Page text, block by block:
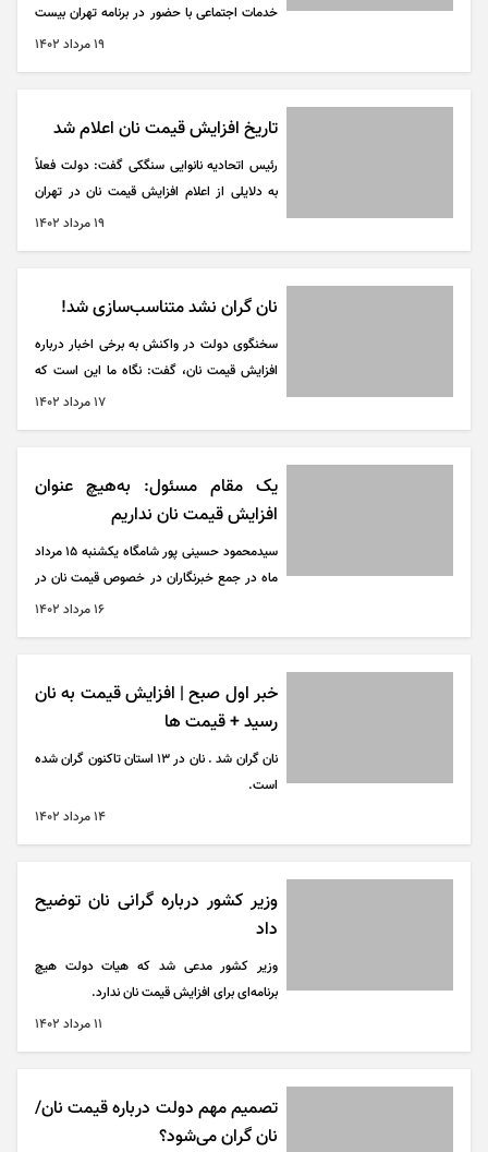
خدمات اجتماعی با حضور در برنامه تهران بیست
درباره نحوه دریافت سبد کالا از حساب یارانه
۱۹ مرداد ۱۴۰۲
تاریخ افزایش قیمت نان اعلام شد
رئیس اتحادیه نانوایی سنگکی گفت: دولت فعلاً
به دلایلی از اعلام افزایش قیمت نان در تهران
پرهیز می‌کند، اما گفته این افزایش نرخ را پایان
۱۹ مرداد ۱۴۰۲
نان گران نشد متناسب‌سازی شد!
سخنگوی دولت در واکنش به برخی اخبار درباره
افزایش قیمت نان، گفت: نگاه ما این است که
قیمت نان در سطح ملی تغییر نیابد و شیوه توزیع
۱۷ مرداد ۱۴۰۲
یک مقام مسئول: به‌هیچ عنوان
افزایش قیمت نان نداریم
سیدمحمود حسینی پور شامگاه یکشنبه ۱۵ مرداد
ماه در جمع خبرنگاران در خصوص قیمت نان در
مازندران، اظهار کرد: ساماندهی آرد که یکی از
که با صرفه‌جویی قابل توجهی در آرد و جلوگیری
از قاچاق این کالا انجام شد.
۱۶ مرداد ۱۴۰۲
خبر اول صبح | افزایش قیمت به نان
رسید + قیمت ها
نان گران شد . نان در 13 استان تاکنون گران شده
است.
۱۴ مرداد ۱۴۰۲
وزیر کشور درباره گرانی نان توضیح
داد
وزیر کشور مدعی شد که هیات دولت هیچ
برنامه‌ای برای افزایش قیمت نان ندارد.
۱۱ مرداد ۱۴۰۲
تصمیم مهم دولت درباره قیمت نان/
نان گران می‌شود؟